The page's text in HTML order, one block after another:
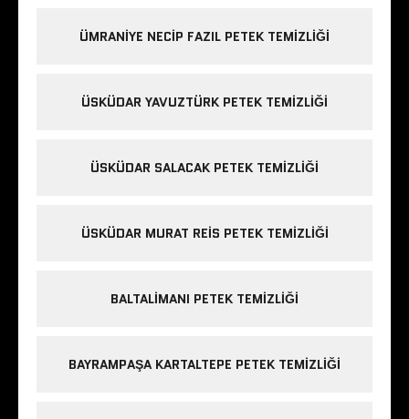
ÜMRANIYE NECIP FAZIL PETEK TEMIZLIĞI
ÜSKÜDAR YAVUZTÜRK PETEK TEMIZLIĞI
ÜSKÜDAR SALACAK PETEK TEMIZLIĞI
ÜSKÜDAR MURAT REIS PETEK TEMIZLIĞI
BALTALIMANI PETEK TEMIZLIĞI
BAYRAMPAŞA KARTALTEPE PETEK TEMIZLIĞI